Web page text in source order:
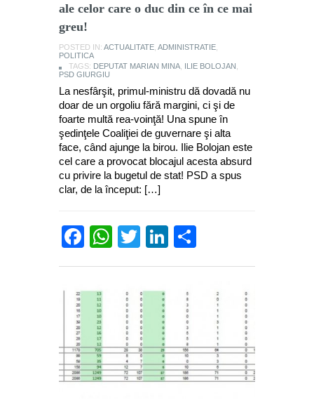
ale celor care o duc din ce în ce mai
greu!
POSTED IN: ACTUALITATE ADMINISTRATIE
POLITICA
TAGS: DEPUTAT MARIAN MINA ILIE BOLOJAN
PSD GIURGIU
La nesfârşit, primul-ministru dă dovadă nu
doar de un orgoliu fără margini, ci şi de
foarte multă rea-voinţă! Una spune în
şedinţele Coaliţiei de guvernare şi alta
face, când ajunge la birou. Ilie Bolojan este
cel care a provocat blocajul acesta absurd
cu privire la bugetul de stat! PSD a spus
clar, de la început: […]
Facebook
WhatsApp
TwitterLinkedIn